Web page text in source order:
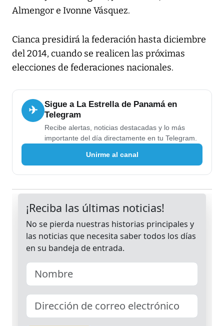
Almengor e Ivonne Vásquez.
Cianca presidirá la federación hasta diciembre
del 2014, cuando se realicen las próximas
elecciones de federaciones nacionales.
✈
Sigue a La Estrella de Panamá en
Telegram
Recibe alertas, noticias destacadas y lo más
importante del día directamente en tu Telegram.
Unirme al canal